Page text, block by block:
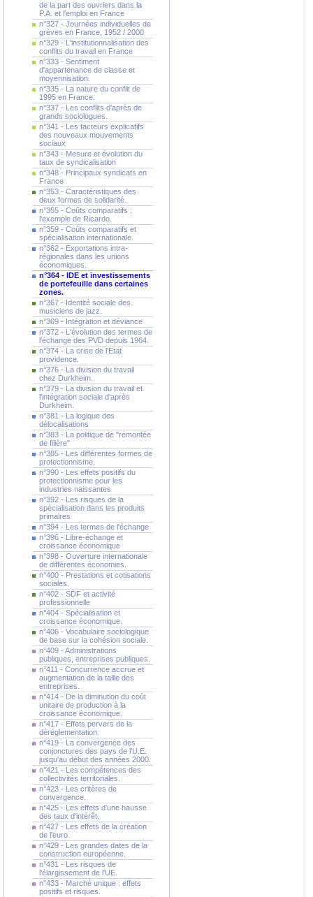
de la part des ouvriers dans la
P.A. et l'emploi en France
n°327 - Journées individuelles de
grèves en France, 1952 / 2000
n°329 - L'institutionnalisation des
conflits du travail en France
n°333 - Sentiment
d'appartenance de classe et
moyennisation.
n°335 - La nature du conflit de
1995 en France.
n°337 - Les conflits d'après de
grands sociologues.
n°341 - Les facteurs explicatifs
des nouveaux mouvements
sociaux
n°343 - Mesure et évolution du
taux de syndicalisation
n°348 - Principaux syndicats en
France
n°353 - Caractéristiques des
deux formes de solidarité.
n°355 - Coûts comparatifs :
l'exemple de Ricardo.
n°359 - Coûts comparatifs et
spécialisation internationale.
n°362 - Exportations intra-
régionales dans les unions
économiques.
n°364 - IDE et investissements
de portefeuille dans certaines
zones.
n°367 - Identité sociale des
musiciens de jazz.
n°369 - Intégration et déviance
n°372 - L'évolution des termes de
l'échange des PVD depuis 1964.
n°374 - La crise de l'Etat
providence.
n°376 - La division du travail
chez Durkheim.
n°379 - La division du travail et
l'intégration sociale d'après
Durkheim.
n°381 - La logique des
délocalisations
n°383 - La politique de "remontée
de filière"
n°385 - Les différentes formes de
protectionnisme.
n°390 - Les effets positifs du
protectionnisme pour les
industries naissantes
n°392 - Les risques de la
spécialisation dans les produits
primaires
n°394 - Les termes de l'échange
n°396 - Libre-échange et
croissance économique
n°398 - Ouverture internationale
de différentes économies.
n°400 - Prestations et cotisations
sociales.
n°402 - SDF et activité
professionnelle
n°404 - Spécialisation et
croissance économique.
n°406 - Vocabulaire sociologique
de base sur la cohésion sociale.
n°409 - Administrations
publiques, entreprises publiques.
n°411 - Concurrence accrue et
augmentation de la taille des
entreprises.
n°414 - De la diminution du coût
unitaire de production à la
croissance économique.
n°417 - Effets pervers de la
déréglementation.
n°419 - La convergence des
conjonctures des pays de l'U.E.
jusqu'au début des années 2000.
n°421 - Les compétences des
collectivités territoriales.
n°423 - Les critères de
convergence.
n°425 - Les effets d'une hausse
des taux d'intérêt.
n°427 - Les effets de la création
de l'euro.
n°429 - Les grandes dates de la
construction européenne.
n°431 - Les risques de
l'élargissement de l'UE.
n°433 - Marché unique : effets
positifs et risques.